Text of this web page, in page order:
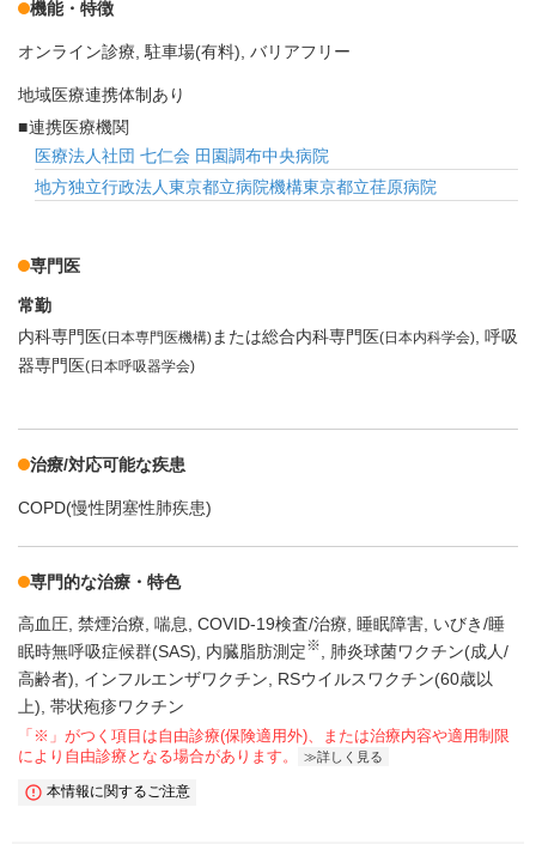
機能・特徴
オンライン診療 駐車場(有料) バリアフリー
地域医療連携体制あり
連携医療機関
医療法人社団 七仁会 田園調布中央病院
地方独立行政法人東京都立病院機構東京都立荏原病院
専門医
常勤
内科専門医(日本専門医機構)または総合内科専門医(日本内科学会) 呼吸
器専門医(日本呼吸器学会)
治療/対応可能な疾患
COPD(慢性閉塞性肺疾患)
専門的な治療・特色
高血圧 禁煙治療 喘息 COVID-19検査/治療 睡眠障害 いびき/睡
眠時無呼吸症候群(SAS)
内臓脂肪測定※
肺炎球菌ワクチン(成人/
高齢者)
インフルエンザワクチン
RSウイルスワクチン(60歳以
上) 帯状疱疹ワクチン
「※」がつく項目は自由診療(保険適用外)、または治療内容や適用制限
により自由診療となる場合があります。
詳しく見る
本情報に関するご注意